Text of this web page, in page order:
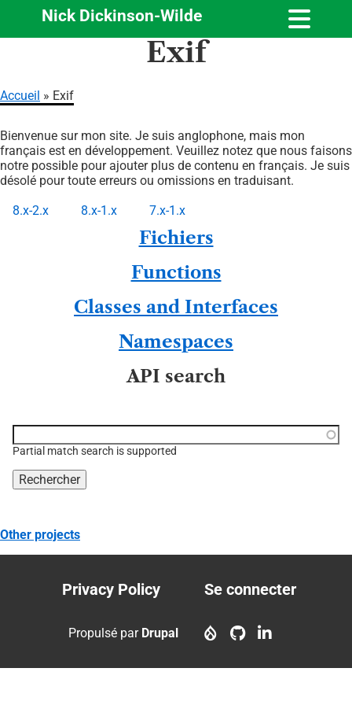
Aller
principal
Nick Dickinson-Wilde
Exif
d'Ariane
Accueil Exif
Bienvenue sur mon site. Je suis anglophone, mais mon
français est en développement. Veuillez notez que nous faisons
notre possible pour ajouter plus de contenu en français. Je suis
désolé pour toute erreurs ou omissions en traduisant.
8.x-2.x 8.x-1.x 7.x-1.x
Fichiers
Functions
Classes and Interfaces
Namespaces
API search
topic, etc.
Partial match search is supported
Other projects
Footer
menu
Privacy Policy
account
Se connecter
Propulsé par Drupal